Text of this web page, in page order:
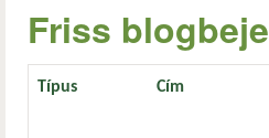
Friss
Típus Cím